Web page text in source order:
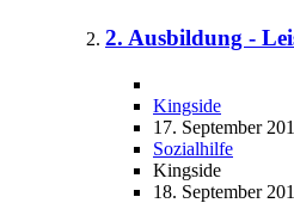
2. Ausbildung -
Kingside
17. September
Sozialhilfe
Kingside
18. September